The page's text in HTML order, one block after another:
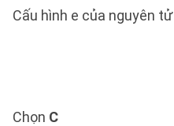
Cấu hình e của nguyên
Chọn C